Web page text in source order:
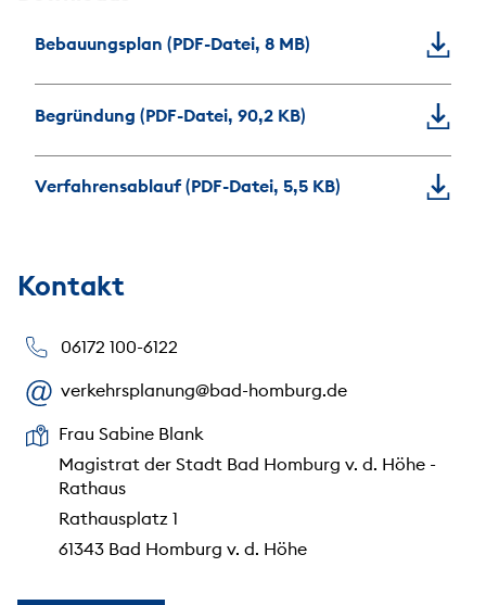
Bebauungsplan (PDF-Datei, 8 MB)
Begründung (PDF-Datei, 90,2 KB)
Verfahrensablauf (PDF-Datei, 5,5 KB)
Kontakt
06172 100-6122
verkehrsplanung@bad-homburg.de
Frau Sabine Blank
Magistrat der Stadt Bad Homburg v. d. Höhe -
Rathaus
Rathausplatz 1
61343 Bad Homburg v. d. Höhe